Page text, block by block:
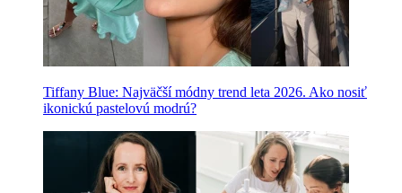
Tiffany Blue: Najväčší módny trend leta 2026. Ako nosiť
ikonickú pastelovú modrú?